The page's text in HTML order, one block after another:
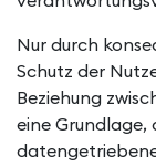
Nur durch
Schutz der
Beziehung
eine Grundlage,